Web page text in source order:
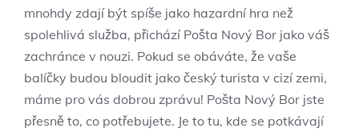
mnohdy zdají být spíše jako hazardní hra než
spolehlivá služba, přichází Pošta Nový‌ Bor jako‍ váš
zachránce⁢ v nouzi. Pokud⁤ se obáváte, že vaše
balíčky budou bloudit jako český turista v cizí‌ zemi,
máme pro vás dobrou zprávu! ⁣Pošta Nový Bor jste
přesně to, co⁢ potřebujete. Je to tu, kde ‍se potkávají